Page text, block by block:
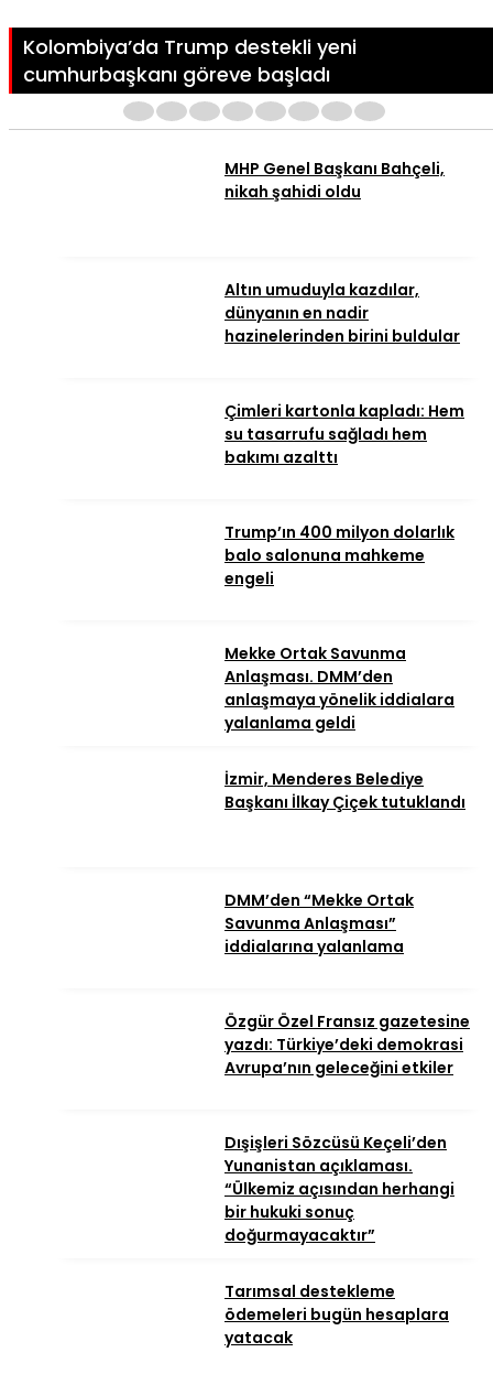
Kolombiya’da Trump destekli yeni
cumhurbaşkanı göreve başladı
MHP Genel Başkanı Bahçeli,
nikah şahidi oldu
Altın umuduyla kazdılar,
dünyanın en nadir
hazinelerinden birini buldular
Çimleri kartonla kapladı: Hem
su tasarrufu sağladı hem
bakımı azalttı
Trump’ın 400 milyon dolarlık
balo salonuna mahkeme
engeli
Mekke Ortak Savunma
Anlaşması. DMM’den
anlaşmaya yönelik iddialara
yalanlama geldi
İzmir, Menderes Belediye
Başkanı İlkay Çiçek tutuklandı
DMM’den “Mekke Ortak
Savunma Anlaşması”
iddialarına yalanlama
Özgür Özel Fransız gazetesine
yazdı: Türkiye’deki demokrasi
Avrupa’nın geleceğini etkiler
Dışişleri Sözcüsü Keçeli’den
Yunanistan açıklaması.
“Ülkemiz açısından herhangi
bir hukuki sonuç
doğurmayacaktır”
Tarımsal destekleme
ödemeleri bugün hesaplara
yatacak